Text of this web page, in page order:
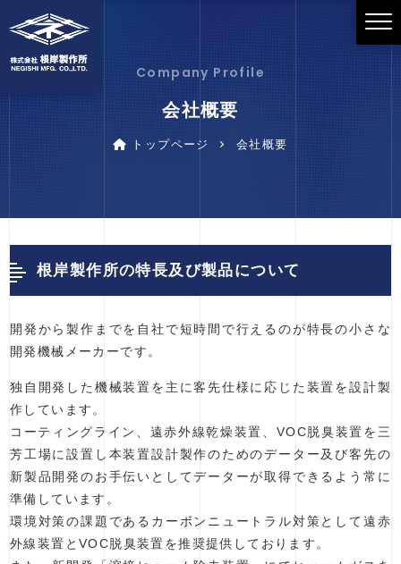
Company Profile
会社概要
トップページ 会社概要
根岸製作所の特長及び製品について
開発から製作までを自社で短時間で行えるのが特長の小さな
開発機械メーカーです。
独自開発した機械装置を主に客先仕様に応じた装置を設計製
作しています。
コーティングライン、遠赤外線乾燥装置、VOC脱臭装置を三
芳工場に設置し本装置設計製作のためのデーター及び客先の
新製品開発のお手伝いとしてデーターが取得できるよう常に
準備しています。
環境対策の課題であるカーボンニュートラル対策として遠赤
外線装置とVOC脱臭装置を推奨提供しております。